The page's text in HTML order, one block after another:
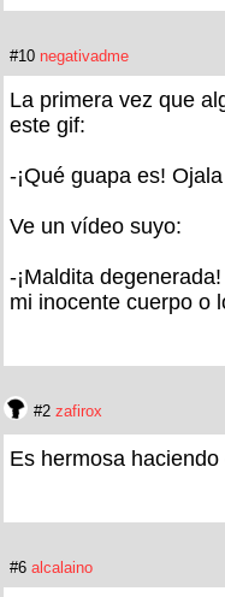
#10 negativadme
La primera vez que
este gif:
-¡Qué guapa es!
Ve un vídeo suyo:
-¡Maldita
mi inocente cuerpo o
#2 zafirox
Es hermosa
#6 alcalaino